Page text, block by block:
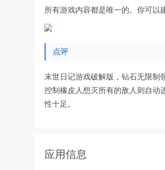
所有游戏内容都是唯一的。你可以
点评
末世日记游戏破解版，钻石无限制
控制橡皮人想灭所有的敌人则自动
性十足。
应用信息